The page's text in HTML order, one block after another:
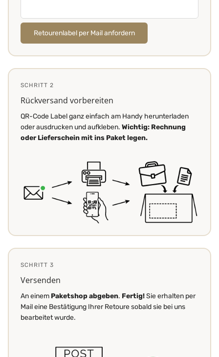
Retourenlabel per Mail anfordern
SCHRITT 2
Rückversand vorbereiten
QR-Code Label ganz einfach am Handy herunterladen
oder ausdrucken und aufkleben. Wichtig: Rechnung
oder Lieferschein mit ins Paket legen.
SCHRITT 3
Versenden
An einem Paketshop abgeben. Fertig!Sie erhalten per
Mail eine Bestätigung Ihrer Retoure sobald sie bei uns
bearbeitet wurde.